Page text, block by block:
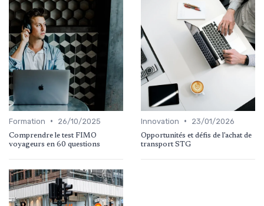
Formation • 26/10/2025
Comprendre le test FIMO
voyageurs en 60 questions
Innovation • 23/01/2026
Opportunités et défis de l'achat de
transport STG